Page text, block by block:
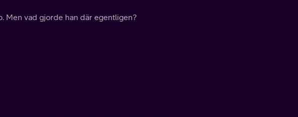
Men vad gjorde han där egentligen?